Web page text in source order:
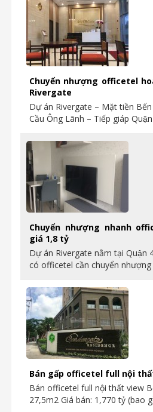
Chuyển nhượng officetel
Rivergate
Dự án Rivergate – Mặt tiền
Cầu Ông Lãnh – Tiếp giáp
Chuyển nhượng nhanh
giá 1,8 tỷ
Dự án Rivergate nằm tại Quận
có officetel cần chuyển
Bán gấp officetel full nội
Bán officetel full nội thất view
27,5m2 Giá bán: 1,770 tỷ (bao